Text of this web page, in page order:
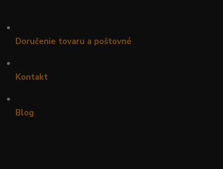
•
Doručenie tovaru a poštovné
•
Kontakt
•
Blog